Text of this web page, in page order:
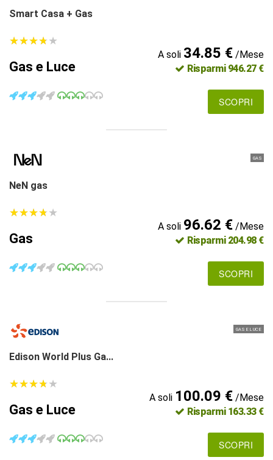
Smart Casa + Gas
★★★★★
★★★★★
Gas e Luce
A soli 34.85 €/Mese
Risparmi 946.27 €
SCOPRI
GAS
NeN gas
★★★★★
★★★★★
Gas
A soli 96.62 €/Mese
Risparmi 204.98 €
SCOPRI
GAS E LUCE
Edison World Plus Ga...
★★★★★
★★★★★
Gas e Luce
A soli 100.09 €/Mese
Risparmi 163.33 €
SCOPRI